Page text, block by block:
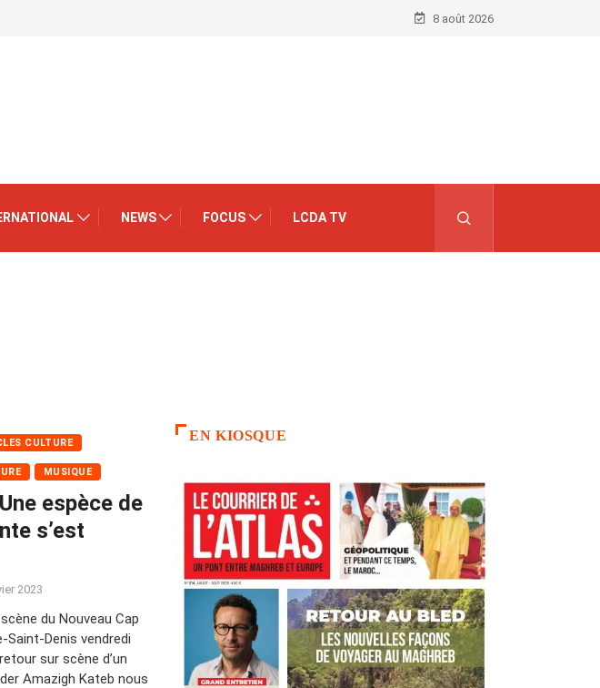
8 août 2026
NEWS FOCUS LCDA TV
CULTURE
MUSIQUE
espèce de
s’est
2023
du Nouveau Cap
Saint-Denis vendredi
sur scène d’un
Amazigh Kateb nous
EN KIOSQUE